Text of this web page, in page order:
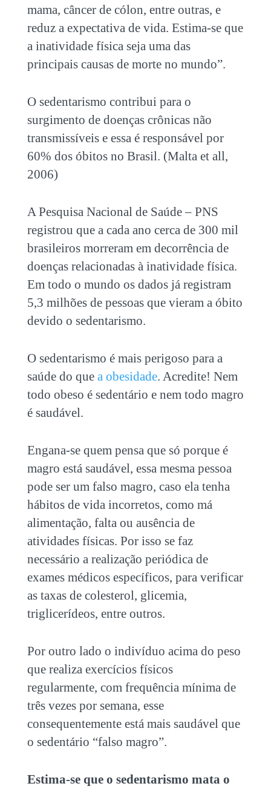
mama, câncer de cólon, entre outras, e
reduz a expectativa de vida. Estima-se que
a inatividade física seja uma das
principais causas de morte no mundo”.
O sedentarismo contribui para o
surgimento de doenças crônicas não
transmissíveis e essa é responsável por
60% dos óbitos no Brasil. (Malta et all,
2006)
A Pesquisa Nacional de Saúde – PNS
registrou que a cada ano cerca de 300 mil
brasileiros morreram em decorrência de
doenças relacionadas à inatividade física.
Em todo o mundo os dados já registram
5,3 milhões de pessoas que vieram a óbito
devido o sedentarismo.
O sedentarismo é mais perigoso para a
saúde do que a obesidade. Acredite! Nem
todo obeso é sedentário e nem todo magro
é saudável.
Engana-se quem pensa que só porque é
magro está saudável, essa mesma pessoa
pode ser um falso magro, caso ela tenha
hábitos de vida incorretos, como má
alimentação, falta ou ausência de
atividades físicas. Por isso se faz
necessário a realização periódica de
exames médicos específicos, para verificar
as taxas de colesterol, glicemia,
triglicerídeos, entre outros.
Por outro lado o indivíduo acima do peso
que realiza exercícios físicos
regularmente, com frequência mínima de
três vezes por semana, esse
consequentemente está mais saudável que
o sedentário “falso magro”.
Estima-se que o sedentarismo mata o